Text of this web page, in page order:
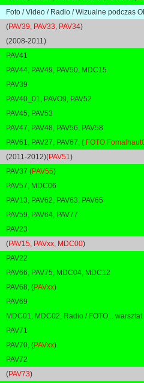
Foto / Video / Radio / Wizualne podczas
(PAV39, PAV33, PAV34)
(2008-2011)
PAV41
PAV44, PAV49, PAV50, MDC15
PAV39
PAV40_01, PAVO9, PAV52
PAV45, PAV53
PAV47, PAV48, PAV56, PAV58
PAV61, PAV27, PAV67, ( FOTO
(2011-2012)(PAV51)
PAV37 (PAV55)
PAV57, MDC06
PAV13, PAV62, PAV63, PAV65
PAV59, PAV64, PAV77
PAV23
(PAV15, PAVxx, MDC00)
PAV22
PAV66, PAV75, MDC04, MDC12
PAV68, (PAVxx)
PAV69
MDC01, MDC02, Radio / FOTO... warsztat
PAV71
PAV70, (PAVxx)
PAV72
(PAV73)